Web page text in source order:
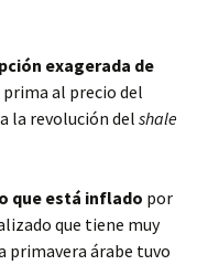
exagerada de
prima al precio del
la revolución del shale
que está inflado por
que tiene muy
primavera árabe tuvo